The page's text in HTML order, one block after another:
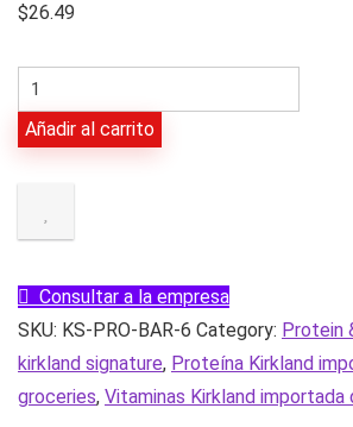
$26.49
Barra
de
proteínas
Kirkland
Signature,
paquete
variado,
2.12
unidades
Añadir al carrito
Consultar a la empresa
SKU: KS-PRO-BAR-6 Category: Protein
kirkland signature, Proteína Kirkland
groceries, Vitaminas Kirkland importada